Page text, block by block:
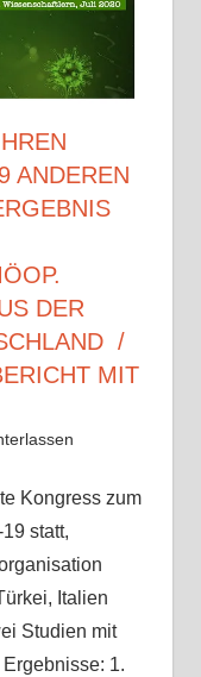
ANDEREN
DER
/
MIT
Kongress zum
statt,
Italien
Studien mit
1.